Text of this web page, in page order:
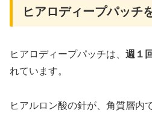
ヒアロディープパッチ
ヒアロディープパッチは、 週１
れています。
ヒアルロン酸の針が、角質層内